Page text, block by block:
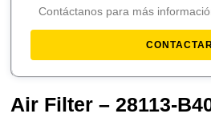
Contáctanos para más
Air Filter – 28113-